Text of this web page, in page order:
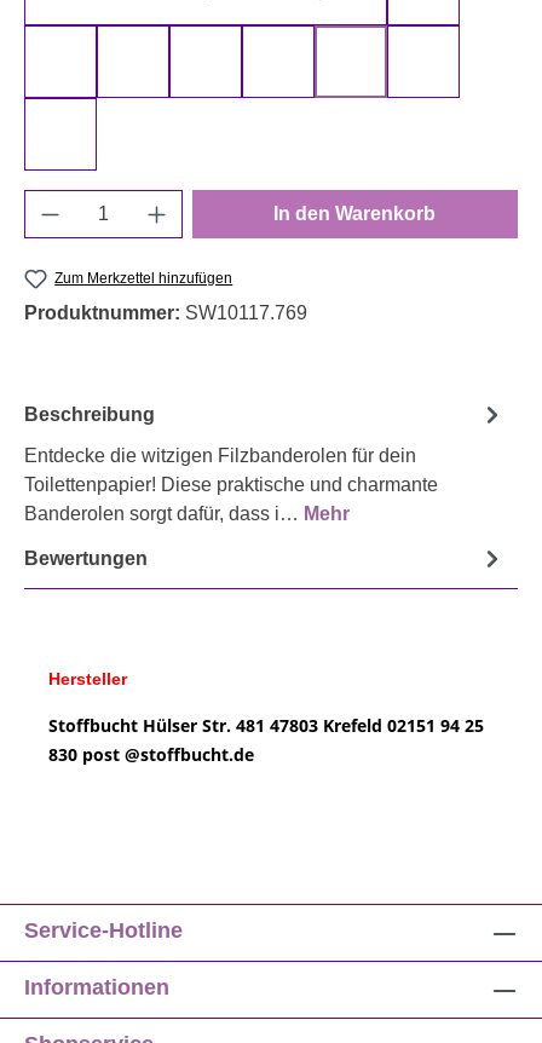
Produkt Anzahl: Gib den gewünschten
In den Warenkorb
Zum Merkzettel hinzufügen
Produktnummer: SW10117.769
Beschreibung
Entdecke die witzigen Filzbanderolen für dein
Toilettenpapier! Diese praktische und charmante
Banderolen sorgt dafür, dass i… Mehr
Bewertungen
Hersteller
Stoffbucht Hülser Str. 481 47803 Krefeld 02151 94 25
830 post @stoffbucht.de
Service-Hotline
Informationen